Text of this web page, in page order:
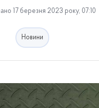
17 березня 2023 року, 07:10
Новини